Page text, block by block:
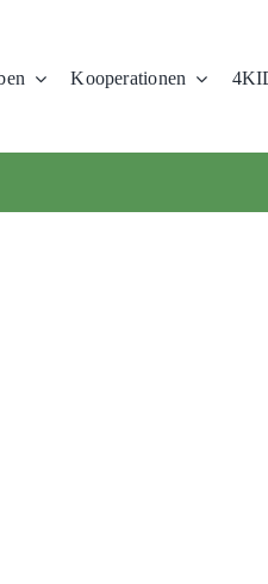
Kooperationen